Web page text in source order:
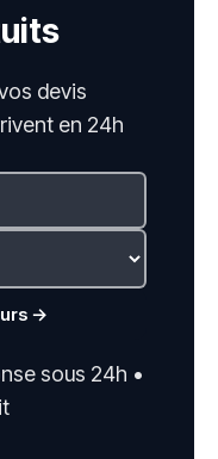
devis
en 24h
→
sous 24h •